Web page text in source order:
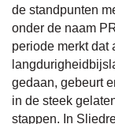
de standpunten
onder de naam
periode merkt dat
gedaan, gebeurt
in de steek
stappen. In